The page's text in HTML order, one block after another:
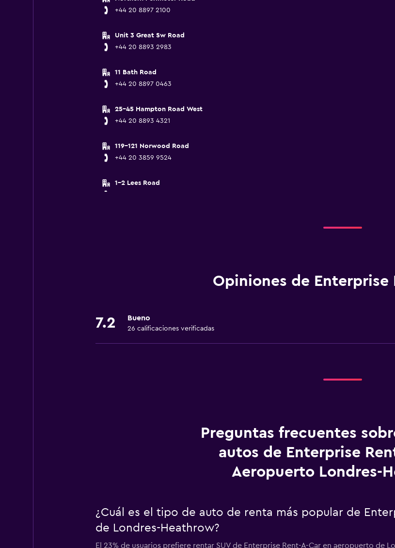
+44 20 8897 2100
Unit 3 Great Sw Road
+44 20 8893 2983
11 Bath Road
+44 20 8897 0463
25-45 Hampton Road West
+44 20 8893 4321
119-121 Norwood Road
+44 20 3859 9524
1-2 Lees Road
Opiniones de Enterprise
7.2 Bueno
26 calificaciones verificadas
Preguntas frecuentes
autos de Enterprise
Aeropuerto Londres-
¿Cuál es el tipo de auto de renta más popular de
de Londres-Heathrow?
El 23% de usuarios prefiere rentar SUV de Enterprise Rent-A-Car en aeropuerto